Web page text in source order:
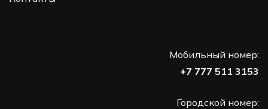
Мобильный номер:
+7 777 511 3153
Городской номер: